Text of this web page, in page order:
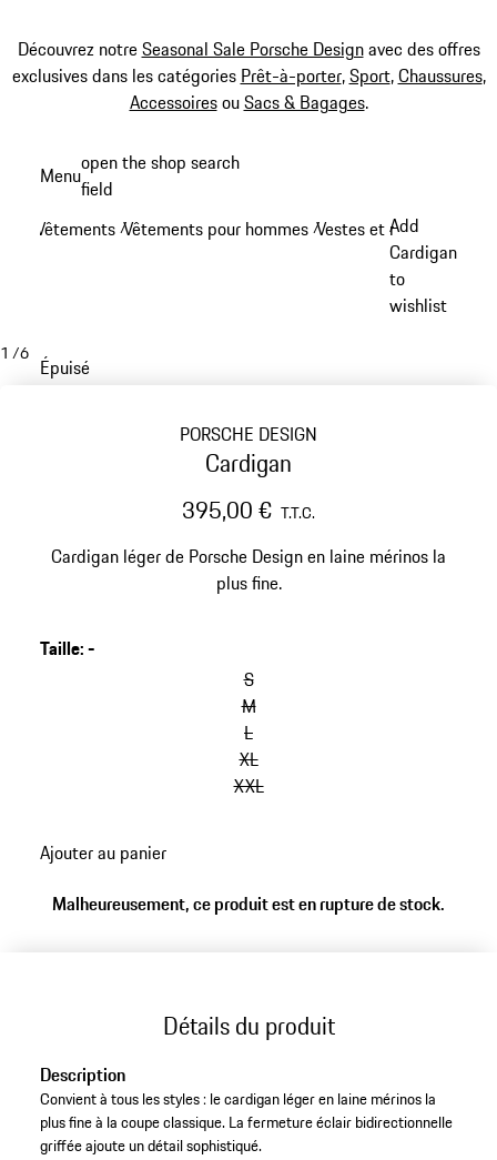
Découvrez notreSeasonal Sale Porsche Designavec des offres
exclusives dans les catégories Prêt-à-porter,Sport,Chaussures,
AccessoiresouSacs & Bagages.
principal
Menuopen the shop search
field
Vêtements /Vêtements pour hommes /Vestes et manteaux
Add
Cardigan
to
wishlist
1 /6
Épuisé
PORSCHE DESIGN
Cardigan
395,00 € T.T.C.
Cardigan léger de Porsche Design en laine mérinos la
plus fine.
Taille:-
S
M
L
XL
XXL
Ajouter au panier
Malheureusement, ce produit est en rupture de stock.
Détails du produit
Description
Convient à tous les styles : le cardigan léger en laine mérinos la
plus fine à la coupe classique. La fermeture éclair bidirectionnelle
griffée ajoute un détail sophistiqué.